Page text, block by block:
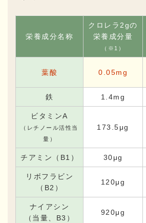
栄養成分名称
クロレラ2gの
栄養成分量
（※1）
葉酸 0.05mg
鉄 1.4mg
ビタミンA
（レチノール活性当
量）
173.5μg
チアミン（B1） 30μg
リボフラビン
（B2）
120μg
ナイアシン
（当量、B3）
920μg